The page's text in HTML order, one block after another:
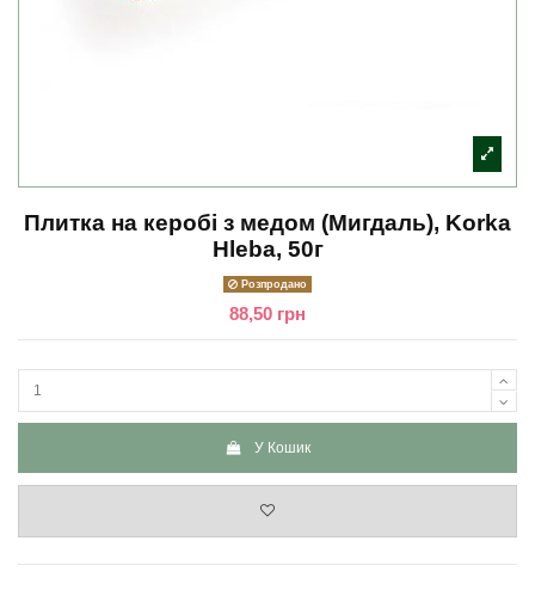
Плитка на керобі з медом (Мигдаль), Korka
Hleba, 50г
Розпродано
88,50 грн
У Кошик